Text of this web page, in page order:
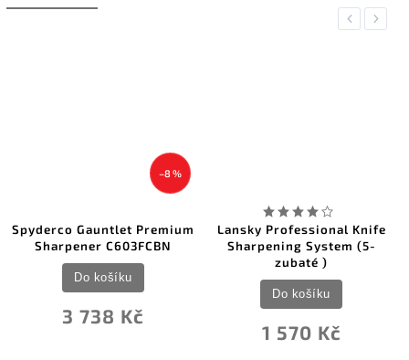
Previous
–8 %
Gauntlet Premium
Sharpener C603FCBN
3 738 Kč
Do košíku
Lansky Professional Knife
Sharpening System (5-
zubaté )
1 570 Kč
Do košíku
Next